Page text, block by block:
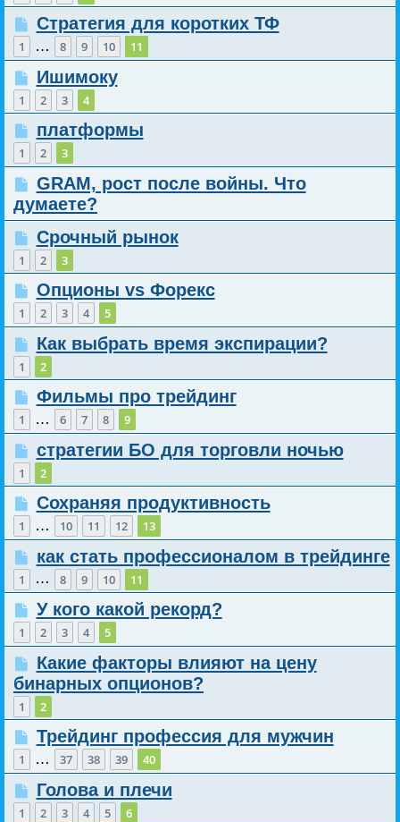
Стратегия для коротких ТФ
1 … 8 9 10 11
Ишимоку
1 2 3 4
платформы
1 2 3
GRAM, рост после войны. Что
думаете?
Срочный рынок
1 2 3
Опционы vs Форекс
1 2 3 4 5
Как выбрать время экспирации?
1 2
Фильмы про трейдинг
1 … 6 7 8 9
стратегии БО для торговли ночью
1 2
Сохраняя продуктивность
1 … 10 11 12 13
как стать профессионалом в трейдинге
1 … 8 9 10 11
У кого какой рекорд?
1 2 3 4 5
Какие факторы влияют на цену
бинарных опционов?
1 2
Трейдинг профессия для мужчин
1 … 37 38 39 40
Голова и плечи
1 2 3 4 5 6